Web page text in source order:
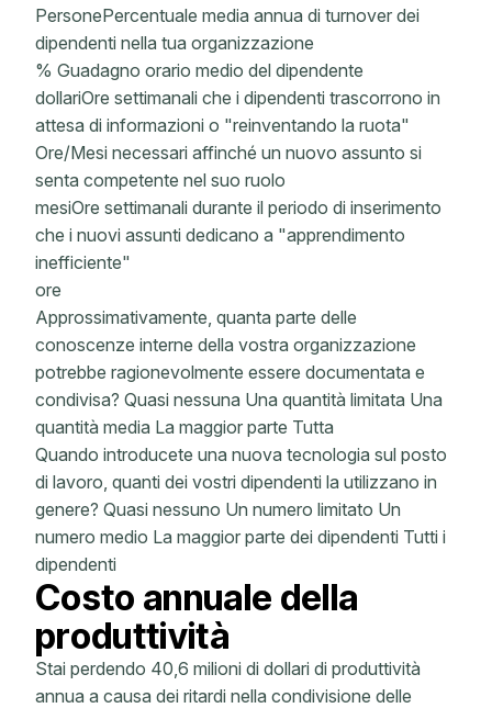
PersonePercentuale media annua di turnover dei
dipendenti nella tua organizzazione
% Guadagno orario medio del dipendente
dollariOre settimanali che i dipendenti trascorrono in
attesa di informazioni o "reinventando la ruota"
Ore/Mesi necessari affinché un nuovo assunto si
senta competente nel suo ruolo
mesiOre settimanali durante il periodo di inserimento
che i nuovi assunti dedicano a "apprendimento
inefficiente"
ore
Approssimativamente, quanta parte delle
conoscenze interne della vostra organizzazione
potrebbe ragionevolmente essere documentata e
condivisa? Quasi nessuna Una quantità limitata Una
quantità media La maggior parte Tutta
Quando introducete una nuova tecnologia sul posto
di lavoro, quanti dei vostri dipendenti la utilizzano in
genere? Quasi nessuno Un numero limitato Un
numero medio La maggior parte dei dipendenti Tutti i
dipendenti
Costo annuale della
produttività
Stai perdendo 40,6 milioni di dollari di produttività
annua a causa dei ritardi nella condivisione delle